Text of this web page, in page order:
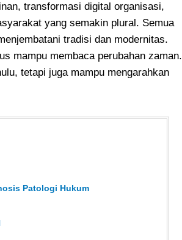
transformasi digital organisasi,
yang semakin plural. Semua
tradisi dan modernitas.
mampu membaca perubahan zaman.
tetapi juga mampu mengarahkan
Patologi Hukum